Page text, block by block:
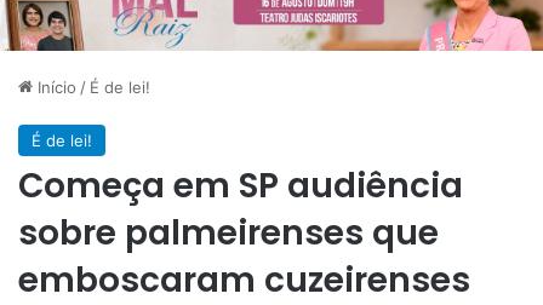
Início / É de lei!
É de lei!
Começa em SP audiência
sobre palmeirenses que
emboscaram cuzeirenses